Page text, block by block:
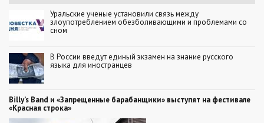
Уральские ученые установили связь между
злоупотреблением обезболивающими и проблемами со
сном
В России введут единый экзамен на знание русского
языка для иностранцев
Billy’s Band и «Запрещенные барабанщики» выступят на фестивале
«Красная строка»